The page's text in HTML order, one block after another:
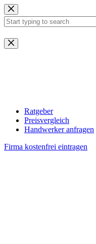
Zum
Inhalt
springen
Keine
Ergebnisse
Ratgeber
Preisvergleich
Handwerker anfragen
Firma kostenfrei eintragen